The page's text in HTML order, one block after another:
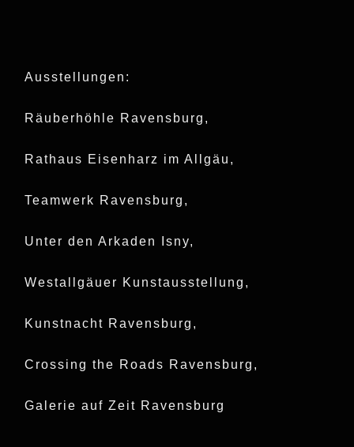
Ausstellungen:
Räuberhöhle Ravensburg,
Rathaus Eisenharz im Allgäu,
Teamwerk Ravensburg,
Unter den Arkaden Isny,
Westallgäuer Kunstausstellung,
Kunstnacht Ravensburg,
Crossing the Roads Ravensburg,
Galerie auf Zeit Ravensburg